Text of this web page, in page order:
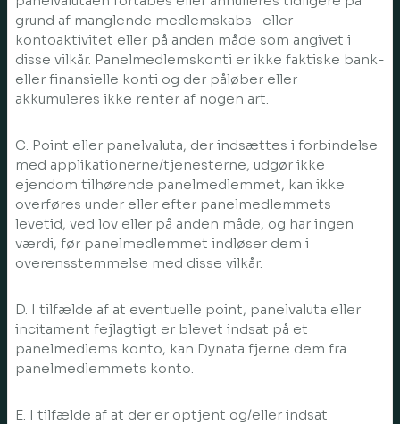
grund af manglende medlemskabs- eller
kontoaktivitet eller på anden måde som angivet i
disse vilkår. Panelmedlemskonti er ikke faktiske bank-
eller finansielle konti og der påløber eller
akkumuleres ikke renter af nogen art.
C. Point eller panelvaluta, der indsættes i forbindelse
med applikationerne/tjenesterne, udgør ikke
ejendom tilhørende panelmedlemmet, kan ikke
overføres under eller efter panelmedlemmets
levetid, ved lov eller på anden måde, og har ingen
værdi, før panelmedlemmet indløser dem i
overensstemmelse med disse vilkår.
D. I tilfælde af at eventuelle point, panelvaluta eller
incitament fejlagtigt er blevet indsat på et
panelmedlems konto, kan Dynata fjerne dem fra
panelmedlemmets konto.
E. I tilfælde af at der er optjent og/eller indsat